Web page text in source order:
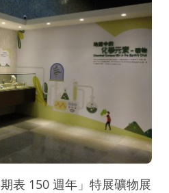
表 150 週年」特展礦物展